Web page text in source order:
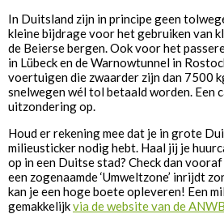
In Duitsland zijn in principe geen
kleine bijdrage voor het gebruiken van
de Beierse bergen. Ook voor het
in Lübeck en de Warnowtunnel in
voertuigen die zwaarder zijn dan 7500
snelwegen wél tol betaald worden. Een
uitzondering op.
Houd er rekening mee dat je in grote
milieusticker nodig hebt. Haal jij je
op in een Duitse stad? Check dan
een zogenaamde ‘Umweltzone’ inrijdt
kan je een hoge boete opleveren! Een
gemakkelijkvia de website van de ANWB